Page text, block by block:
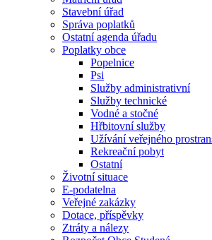
Stavební úřad
Správa poplatků
Ostatní agenda úřadu
Poplatky obce
Popelnice
Psi
Služby administrativní
Služby technické
Vodné a stočné
Hřbitovní služby
Užívání veřejného
Rekreační pobyt
Ostatní
Životní situace
E-podatelna
Veřejné zakázky
Dotace, příspěvky
Ztráty a nálezy